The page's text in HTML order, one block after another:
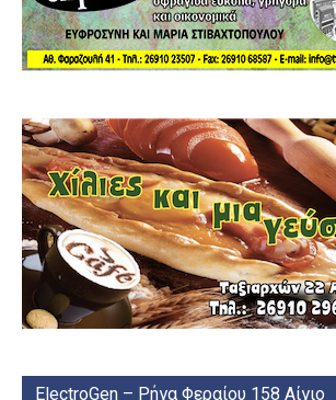
ElectroGen – Ρήγα Φεραίου 158 Αίγιο